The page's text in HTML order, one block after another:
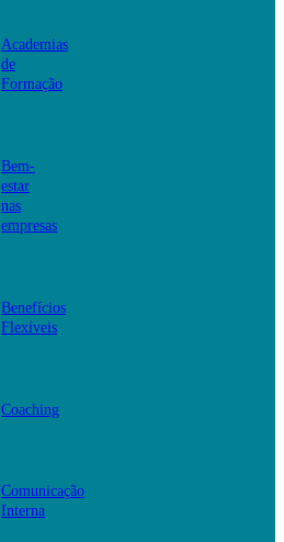
Academias
de
Formação
Bem-
estar
nas
empresas
Benefícios
Flexíveis
Coaching
Comunicação
Interna